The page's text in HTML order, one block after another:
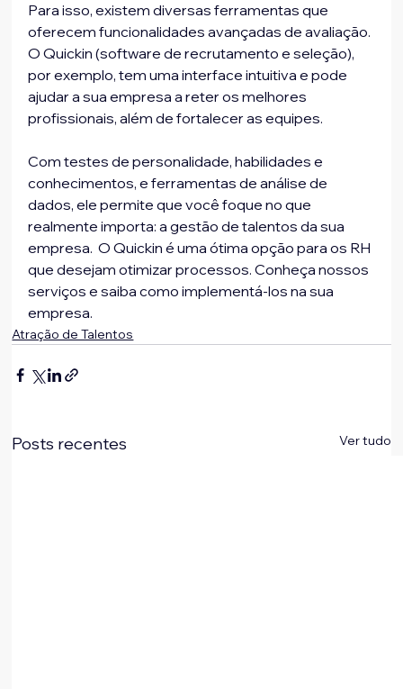
Para isso, existem diversas ferramentas que
oferecem funcionalidades avançadas de avaliação.
O Quickin (software de recrutamento e seleção),
por exemplo, tem uma interface intuitiva e pode
ajudar a sua empresa a reter os melhores
profissionais, além de fortalecer as equipes.
Com testes de personalidade, habilidades e
conhecimentos, e ferramentas de análise de
dados, ele permite que você foque no que
realmente importa: a gestão de talentos da sua
empresa.  O Quickin é uma ótima opção para os RH
que desejam otimizar processos. Conheça nossos
serviços e saiba como implementá-los na sua
empresa.
Atração de Talentos
Posts recentes Ver tudo